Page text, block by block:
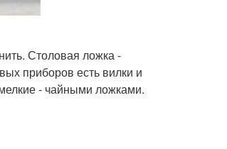
Столовая ложка -
приборов есть вилки и
- чайными ложками.